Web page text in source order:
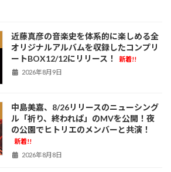
近藤真彦の音楽史を体系的に楽しめる全
オリジナルアルバムを収録したコンプリ
ートBOX12/12にリリース！
新着!!
2026年8月9日
中島美嘉、8/26リリースのニューシング
ル「祈り、終われば」のMVを公開！夜
の公園でヒトリエのメンバーと共演！
新着!!
2026年8月8日